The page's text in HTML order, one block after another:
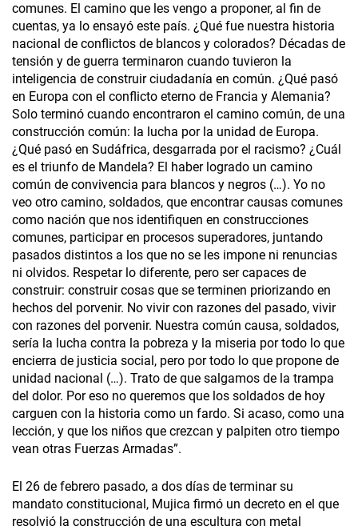
comunes. El camino que les vengo a proponer, al fin de
cuentas, ya lo ensayó este país. ¿Qué fue nuestra historia
nacional de conflictos de blancos y colorados? Décadas de
tensión y de guerra terminaron cuando tuvieron la
inteligencia de construir ciudadanía en común. ¿Qué pasó
en Europa con el conflicto eterno de Francia y Alemania?
Solo terminó cuando encontraron el camino común, de una
construcción común: la lucha por la unidad de Europa.
¿Qué pasó en Sudáfrica, desgarrada por el racismo? ¿Cuál
es el triunfo de Mandela? El haber logrado un camino
común de convivencia para blancos y negros (…). Yo no
veo otro camino, soldados, que encontrar causas comunes
como nación que nos identifiquen en construcciones
comunes, participar en procesos superadores, juntando
pasados distintos a los que no se les impone ni renuncias
ni olvidos. Respetar lo diferente, pero ser capaces de
construir: construir cosas que se terminen priorizando en
hechos del porvenir. No vivir con razones del pasado, vivir
con razones del porvenir. Nuestra común causa, soldados,
sería la lucha contra la pobreza y la miseria por todo lo que
encierra de justicia social, pero por todo lo que propone de
unidad nacional (…). Trato de que salgamos de la trampa
del dolor. Por eso no queremos que los soldados de hoy
carguen con la historia como un fardo. Si acaso, como una
lección, y que los niños que crezcan y palpiten otro tiempo
vean otras Fuerzas Armadas”.
El 26 de febrero pasado, a dos días de terminar su
mandato constitucional, Mujica firmó un decreto en el que
resolvió la construcción de una escultura con metal